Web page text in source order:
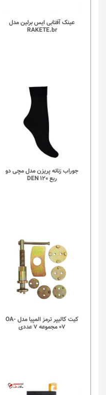
عینک آفتابی ایس برلین مدل
RAKETE.br
جوراب زنانه پریزن مدل مچی دو
ربع DEN 120
این
محصول
دارای
انواع
مختلفی
می
گزینه
ها
انتخاب
شوند
کیت کالیپر ترمز المپیا مدل OA-
07 مجموعه 7 عددی